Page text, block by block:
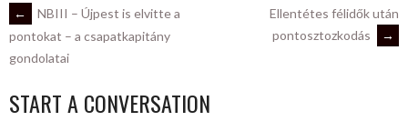
POST
NAVIGATION
←
NBIII – Újpest is elvitte a
pontokat – a csapatkapitány
gondolatai
Ellentétes félidők után
pontosztozkodás
→
START A CONVERSATION